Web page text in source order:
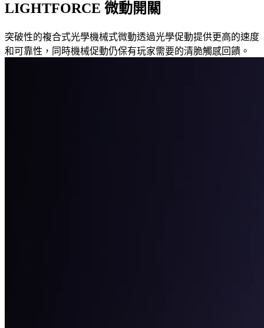
LIGHTFORCE 微動開關
突破性的複合式光學機械式微動透過光學促動提供更高的速度
和可靠性，同時機械促動仍保有玩家需要的清脆觸感回饋。